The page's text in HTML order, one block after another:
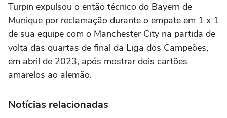
Turpin expulsou o então ⁠técnico do Bayern de
Munique por reclamação durante o ‌empate em 1 x 1
de sua equipe com o Manchester City na partida de
volta das quartas ‌de final da Liga dos Campeões,
‌em abril de 2023, após mostrar dois cartões
⁠amarelos ao alemão.
Notícias relacionadas